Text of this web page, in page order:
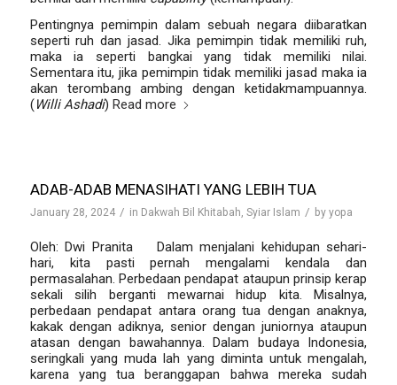
Pentingnya pemimpin dalam sebuah negara diibaratkan
seperti ruh dan jasad. Jika pemimpin tidak memiliki ruh,
maka ia seperti bangkai yang tidak memiliki nilai.
Sementara itu, jika pemimpin tidak memiliki jasad maka ia
akan terombang ambing dengan ketidakmampuannya.
(Willi Ashadi) Read more
ADAB-ADAB MENASIHATI YANG LEBIH TUA
January 28, 2024 / in Dakwah Bil Khitabah, Syiar Islam / by yopa
Oleh: Dwi Pranita
Dalam menjalani kehidupan sehari-
hari, kita pasti pernah mengalami kendala dan
permasalahan. Perbedaan pendapat ataupun prinsip kerap
sekali silih berganti mewarnai hidup kita. Misalnya,
perbedaan pendapat antara orang tua dengan anaknya,
kakak dengan adiknya, senior dengan juniornya ataupun
atasan dengan bawahannya. Dalam budaya Indonesia,
seringkali yang muda lah yang diminta untuk mengalah,
karena yang tua beranggapan bahwa mereka sudah